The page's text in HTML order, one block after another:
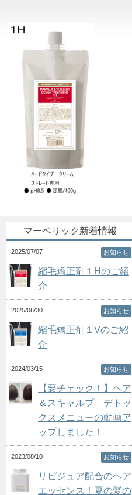
マーベリック新着情報
2025/07/07 お知らせ
縮毛矯正剤１Hのご紹
介
2025/06/30 お知らせ
縮毛矯正剤１Vのご紹
介
2024/03/15 お知らせ
【要チェック！】ヘア
＆スキャルプ デトッ
クスメニューの動画ア
ップしました！
2023/08/10 お知らせ
リピジュア配合のヘア
エッセンス！夏の髪の